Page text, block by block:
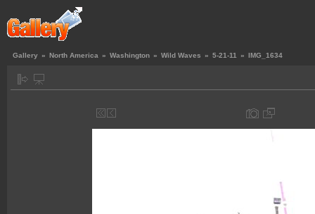
Gallery » North America » Washington » Wild Waves » 5-21-11 » IMG_1634